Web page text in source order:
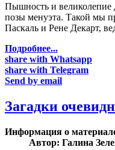
Пышность и великолепие
позы менуэта. Такой мы
Паскаль и Рене Декарт,
Подробнее...
share with Whatsapp
share with Telegram
Send by email
Загадки
Информация о
Автор: Галина